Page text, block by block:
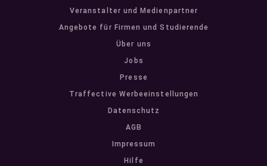
Veranstalter und Medienpartner
Angebote für Firmen und Studierende
Über uns
Jobs
Presse
Traffective Werbeeinstellungen
Datenschutz
AGB
Impressum
Hilfe